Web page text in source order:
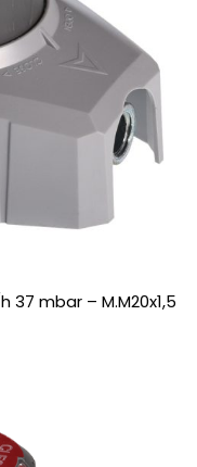
37 mbar – M.M20x1,5